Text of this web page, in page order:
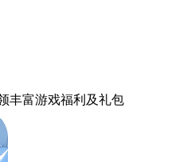
丰富游戏福利 及礼包